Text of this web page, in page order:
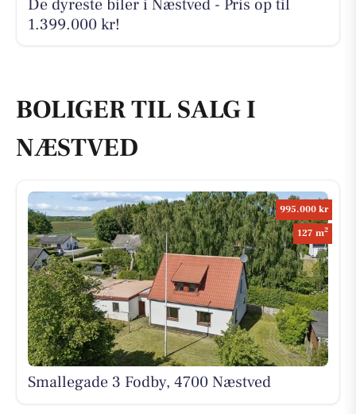
De dyreste biler i Næstved - Pris op til
1.399.000 kr!
BOLIGER TIL SALG I
NÆSTVED
995.000 kr
127 m2
Smallegade 3 Fodby, 4700 Næstved